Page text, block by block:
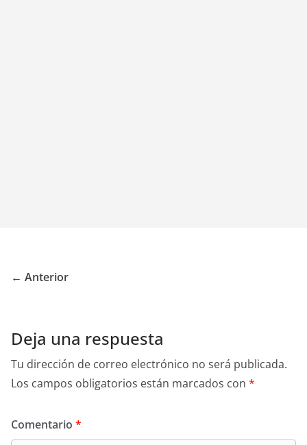
← Anterior
Deja una respuesta
Tu dirección de correo electrónico no será publicada.
Los campos obligatorios están marcados con *
Comentario *